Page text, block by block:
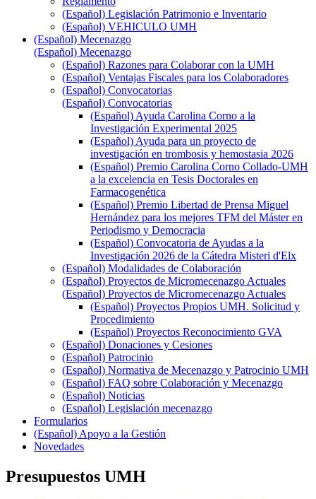
(Español) Legislación Patrimonio e Inventario
(Español) VEHICULO UMH
(Español) Mecenazgo
(Español) Mecenazgo
(Español) Razones para Colaborar con la UMH
(Español) Ventajas Fiscales para los Colaboradores
(Español) Convocatorias
(Español) Convocatorias
(Español) Ayuda Carolina Corno a la
Investigación Experimental 2025
(Español) Ayuda para un proyecto de
investigación en trombosis y hemostasia 2026
(Español) Premio Carolina Corno Collado-UMH
a la excelencia en Tesis Doctorales en
Farmacogenética
(Español) Premio Libertad de Prensa Miguel
Hernández para los mejores TFM del Máster en
Periodismo y Democracia
(Español) Convocatoria de Ayudas a la
Investigación 2026 de la Cátedra Misteri d'Elx
(Español) Modalidades de Colaboración
(Español) Proyectos de Micromecenazgo Actuales
(Español) Proyectos de Micromecenazgo Actuales
(Español) Proyectos Propios UMH. Solicitud y
Procedimiento
(Español) Proyectos Reconocimiento GVA
(Español) Donaciones y Cesiones
(Español) Patrocinio
(Español) Normativa de Mecenazgo y Patrocinio UMH
(Español) FAQ sobre Colaboración y Mecenazgo
(Español) Noticias
(Español) Legislación mecenazgo
Formularios
(Español) Apoyo a la Gestión
Novedades
Presupuestos UMH